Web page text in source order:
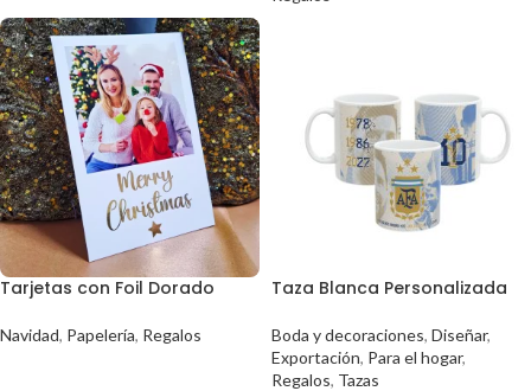
Tarjetas con Foil Dorado
Navidad, Papelería, Regalos
Taza Blanca Personalizada
Boda y decoraciones, Diseñar,
Exportación, Para el hogar,
Regalos, Tazas